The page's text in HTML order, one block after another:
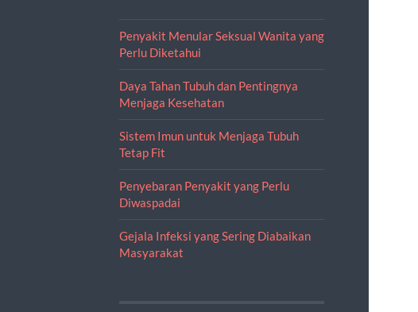
Penyakit Menular Seksual Wanita yang
Perlu Diketahui
Daya Tahan Tubuh dan Pentingnya
Menjaga Kesehatan
Sistem Imun untuk Menjaga Tubuh
Tetap Fit
Penyebaran Penyakit yang Perlu
Diwaspadai
Gejala Infeksi yang Sering Diabaikan
Masyarakat